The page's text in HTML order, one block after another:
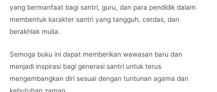
yang bermanfaat bagi santri, guru, dan para pendidik dalam
membentuk karakter santri yang tangguh, cerdas, dan
berakhlak mulia.
Semoga buku ini dapat memberikan wawasan baru dan
menjadi inspirasi bagi generasi santri untuk terus
mengembangkan diri sesuai dengan tuntunan agama dan